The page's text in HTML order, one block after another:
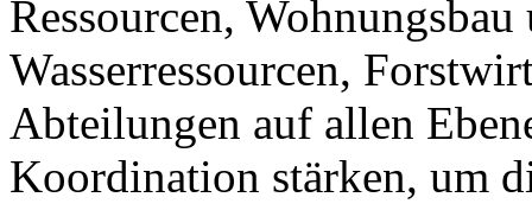
Ressourcen,
Wasserressourcen,
Abteilungen auf allen
Koordination stärken, um